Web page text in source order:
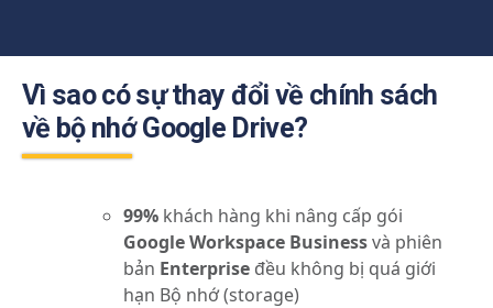
Vì sao có sự thay đổi về chính sách
về bộ nhớ Google Drive?
99% khách hàng khi nâng cấp gói
Google Workspace Businessvà phiên
bản Enterprise đều không bị quá giới
hạn Bộ nhớ (storage)